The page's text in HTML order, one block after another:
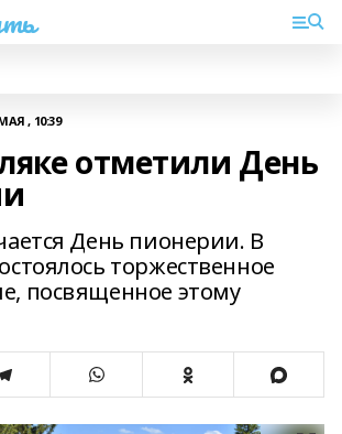
, 10:39
отметили День
День пионерии. В
торжественное
посвященное этому